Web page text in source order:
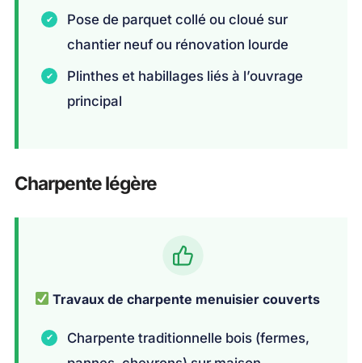
Pose de parquet collé ou cloué sur
chantier neuf ou rénovation lourde
Plinthes et habillages liés à l’ouvrage
principal
Charpente légère
Travaux de charpente menuisier couverts
Charpente traditionnelle bois (fermes,